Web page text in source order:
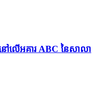
នៅលើអគារ ABC នៃសាលា